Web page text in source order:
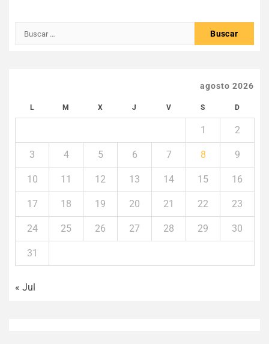
Buscar:
agosto 2026
L M X J V S D
1 2
3 4 5 6 7 8 9
10 11 12 13 14 15 16
17 18 19 20 21 22 23
24 25 26 27 28 29 30
31
« Jul